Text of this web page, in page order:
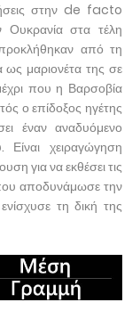
στην de facto
στα τέλη
από τη
ως μαριονέτα της σε
που η Βαρσοβία
ο επίδοξος ηγέτης
έναν αναδυόμενο
χειραγώγηση
για να εκθέσει τις
που αποδυνάμωσε την
τη δική της